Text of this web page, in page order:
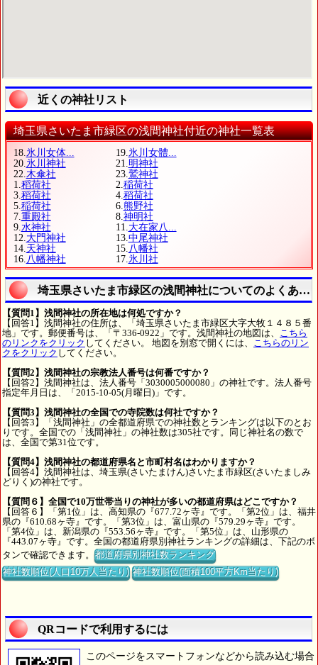
近くの神社リスト
埼玉県さいたま市緑区の浅間神社付近の神社一覧表
18.氷川女体... 19.氷川女體...
20.氷川神社 21.明神社
22.木傘社 23.鷲神社
1.稻荷社 2.稲荷社
3.稻荷社 4.稻荷社
5.稲荷社 6.熊野社
7.重殿社 8.神明社
9.水神社 11.大在家八...
12.大門神社 13.中尾神社
14.天神社 15.八幡社
16.八幡神社 17.氷川社
埼玉県さいたま市緑区の浅間神社についてのよくある
【質問1】浅間神社の所在地は何処ですか？
【回答1】浅間神社の住所は、「埼玉県さいたま市緑区大字大牧１４８５番
地」です。郵便番号は、「〒336-0922」です。浅間神社の地図は、 こちら
のリンクをクリック してください。 地図を別窓で開くには、 こちらのリン
クをクリック してください。
【質問2】浅間神社の宗教法人番号は何番ですか？
【回答2】浅間神社は、法人番号「3030005000080」の神社です。法人番号
指定年月日は、「2015-10-05(月曜日)」です。
【質問3】浅間神社の全国での寺院数は何社ですか？
【回答3】「浅間神社」の全都道府県での神社数とランキングは以下のとお
りです。全国での「浅間神社」の神社数は305社です。同じ神社名の数で
は、全国で第31位です。
【質問4】浅間神社の都道府県名と市町村名はわかりますか？
【回答4】浅間神社は、埼玉県(さいたまけん)さいたま市緑区(さいたましみ
どりく)の神社です。
【質問６】全国で10万世帯当りの神社が多いの都道府県はどこですか？
【回答６】「第1位」は、高知県の『677.72ヶ寺』です。「第2位」は、福井
県の『610.68ヶ寺』です。「第3位」は、富山県の『579.29ヶ寺』です。
「第4位」は、新潟県の『553.56ヶ寺』です。「第5位」は、山形県の
『443.07ヶ寺』です。全国の都道府県別神社ランキングの詳細は、下記のボ
タンで確認できます。都道府県別神社数ランキング
神社数順位(人口10万人当たり) 神社数順位(面積100平方Km当たり)
QRコードで利用するには
このページをスマートフォンなどから読み込む場合